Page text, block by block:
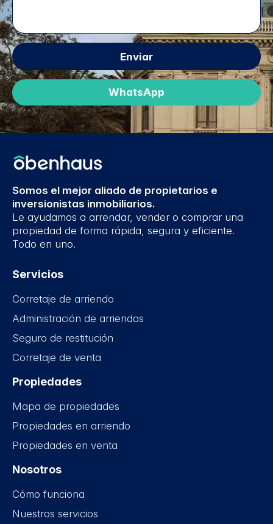
Enviar
WhatsApp
Somos el mejor aliado de propietarios e
inversionistas inmobiliarios.
Le ayudamos a arrendar, vender o comprar una
propiedad de forma rápida, segura y eficiente.
Todo en uno.
Servicios
Corretaje de arriendo
Administración de arriendos
Seguro de restitución
Corretaje de venta
Propiedades
Mapa de propiedades
Propiedades en arriendo
Propiedades en venta
Nosotros
Cómo funciona
Nuestros servicios